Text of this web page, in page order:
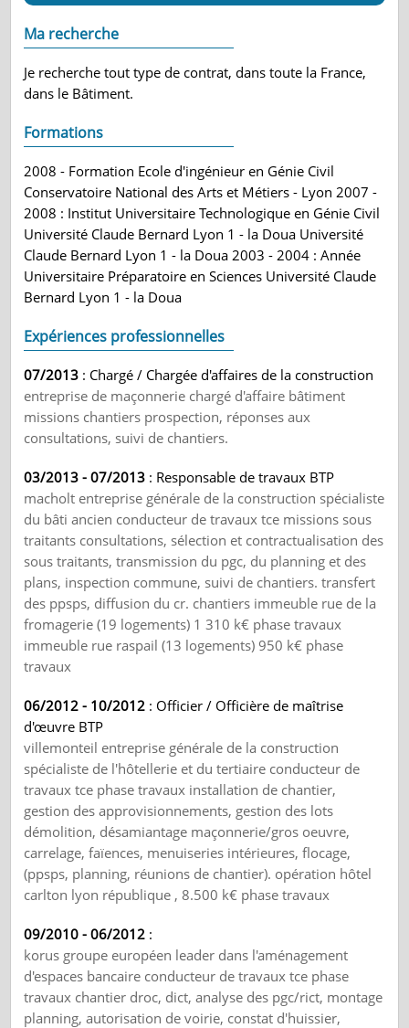
Ma recherche
Je recherche tout type de contrat, dans toute la France,
dans le Bâtiment.
Formations
2008 - Formation Ecole d'ingénieur en Génie Civil
Conservatoire National des Arts et Métiers - Lyon 2007 -
2008 : Institut Universitaire Technologique en Génie Civil
Université Claude Bernard Lyon 1 - la Doua Université
Claude Bernard Lyon 1 - la Doua 2003 - 2004 : Année
Universitaire Préparatoire en Sciences Université Claude
Bernard Lyon 1 - la Doua
Expériences professionnelles
07/2013 : Chargé / Chargée d'affaires de la construction
entreprise de maçonnerie chargé d'affaire bâtiment
missions chantiers prospection, réponses aux
consultations, suivi de chantiers.
03/2013 - 07/2013 : Responsable de travaux BTP
macholt entreprise générale de la construction spécialiste
du bâti ancien conducteur de travaux tce missions sous
traitants consultations, sélection et contractualisation des
sous traitants, transmission du pgc, du planning et des
plans, inspection commune, suivi de chantiers. transfert
des ppsps, diffusion du cr. chantiers immeuble rue de la
fromagerie (19 logements) 1 310 k€ phase travaux
immeuble rue raspail (13 logements) 950 k€ phase
travaux
06/2012 - 10/2012 : Officier / Officière de maîtrise
d'œuvre BTP
villemonteil entreprise générale de la construction
spécialiste de l'hôtellerie et du tertiaire conducteur de
travaux tce phase travaux installation de chantier,
gestion des approvisionnements, gestion des lots
démolition, désamiantage maçonnerie/gros oeuvre,
carrelage, faïences, menuiseries intérieures, flocage,
(ppsps, planning, réunions de chantier). opération hôtel
carlton lyon république , 8.500 k€ phase travaux
09/2010 - 06/2012 :
korus groupe européen leader dans l'aménagement
d'espaces bancaire conducteur de travaux tce phase
travaux chantier droc, dict, analyse des pgc/rict, montage
planning, autorisation de voirie, constat d'huissier,